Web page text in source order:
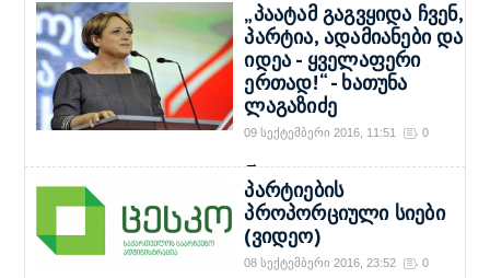
„პაატამ გაგვყიდა ჩვენ,
პარტია, ადამიანები და
იდეა - ყველაფერი
ერთად!“ - ხათუნა
ლაგაზიძე
09 სექტემბერი 2016, 11:51 0
→
პარტიების
პროპორციული სიები
(ვიდეო)
08 სექტემბერი 2016, 23:52 0